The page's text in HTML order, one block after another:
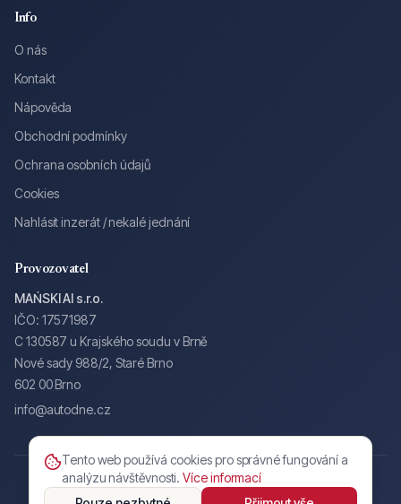
Info
O nás
Kontakt
Nápověda
Obchodní podmínky
Ochrana osobních údajů
Cookies
Nahlásit inzerát / nekalé jednání
Provozovatel
MAŃSKI AI s.r.o.
IČO: 17571987
C 130587 u Krajského soudu v Brně
Nové sady 988/2, Staré Brno
602 00 Brno
info@autodne.cz
2026AUTOdne.cz — MAŃSKI AI s.r.o.Všechna práva vyhrazena.
Obchodní podmínky Ochrana osobních údajůCookies
Tento web používá cookies pro správné fungování a
analýzu návštěvnosti. Více informací